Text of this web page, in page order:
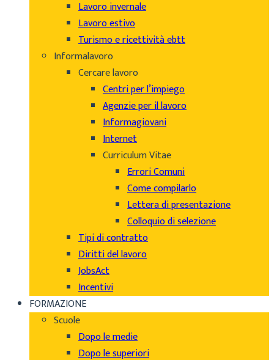
Lavoro invernale
Lavoro estivo
Turismo e ricettività ebtt
Informalavoro
Cercare lavoro
Centri per l’impiego
Agenzie per il lavoro
Informagiovani
Internet
Curriculum Vitae
Errori Comuni
Come compilarlo
Lettera di presentazione
Colloquio di selezione
Tipi di contratto
Diritti del lavoro
JobsAct
Incentivi
FORMAZIONE
Scuole
Dopo le medie
Dopo le superiori